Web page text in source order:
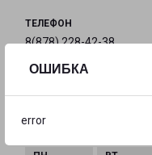
ОШИБКА
error
ТЕЛЕФОН
8(878) 228-42-38
EMAIL
chk-dir@pecom.ru